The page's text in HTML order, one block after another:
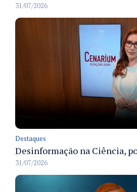
31/07/2026
Destaques
Desinformação na Ciência,
31/07/2026